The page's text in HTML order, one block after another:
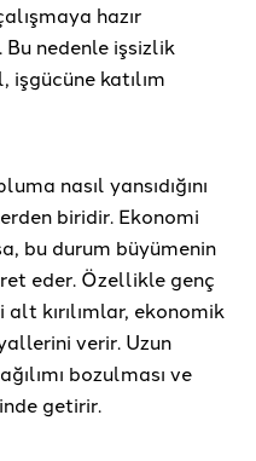
hazır
Bu nedenle işsizlik
işgücüne katılım
nasıl yansıdığını
biridir. Ekonomi
bu durum büyümenin
eder. Özellikle genç
kırılımlar, ekonomik
verir. Uzun
bozulması ve
getirir.